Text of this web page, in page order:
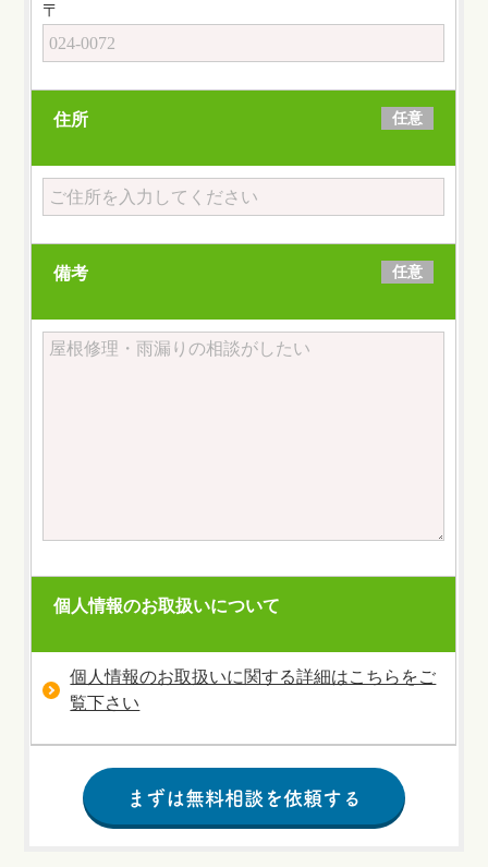
〒
住所 任意
備考 任意
個人情報のお取扱いについて
個人情報のお取扱いに関する詳細はこちらをご
覧下さい